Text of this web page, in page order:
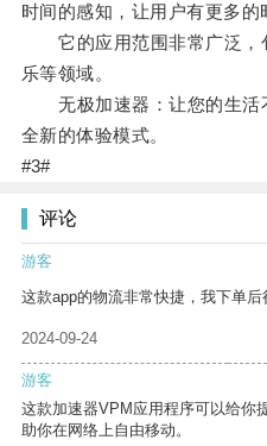
时间的感知，让用户有更多的
它的应用范围非常广泛，
乐等领域。
无极加速器：让您的生活
全新的体验模式。
#3#
评论
游客
这款app的物流非常快捷，我下单后
2024-09-24
游客
这款加速器VPM应用程序可以给你
助你在网络上自由移动。